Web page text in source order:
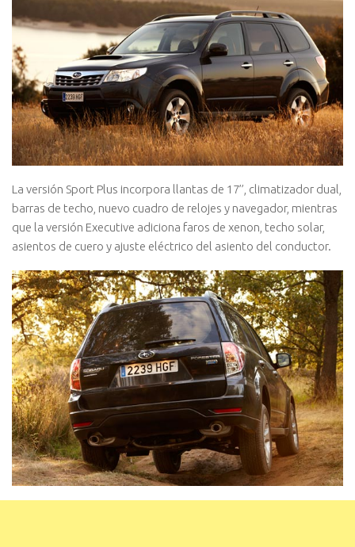
La versión Sport Plus incorpora llantas de 17’’, climatizador dual,
barras de techo, nuevo cuadro de relojes y navegador, mientras
que la versión Executive adiciona faros de xenon, techo solar,
asientos de cuero y ajuste eléctrico del asiento del conductor.